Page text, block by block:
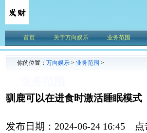
首页 关于万向娱乐 业务范围
你的位置： 万向娱乐 > 业务范围 >
驯鹿可以在进食时激活睡眠模式
发布日期：2024-06-24 16:45 点